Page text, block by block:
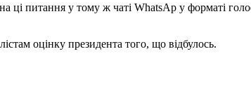
ці питання у тому ж чаті WhatsAp у форматі
оцінку президента того, що відбулось.